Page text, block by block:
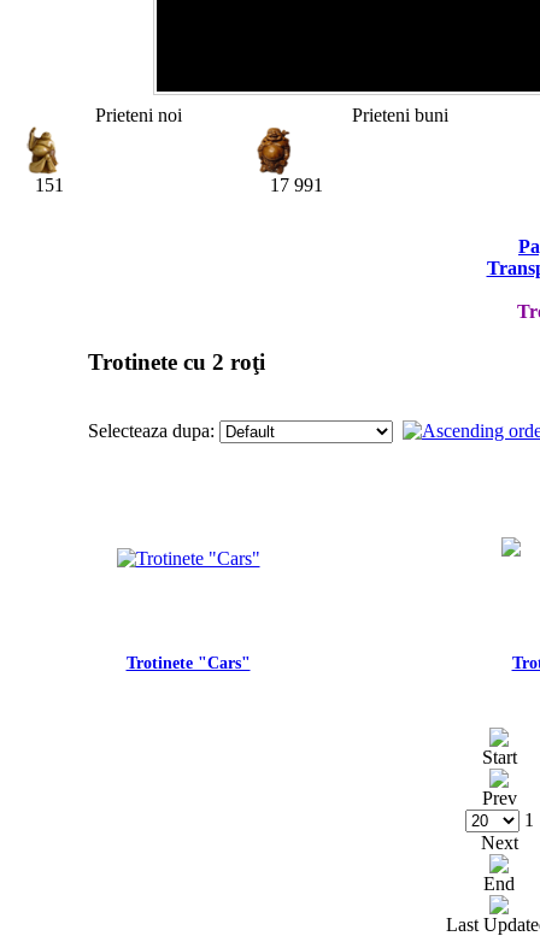
Prieteni noi
151
Prieteni buni
17 991
Trotinete cu 2 roţi
Selecteaza dupa:
Trotinete "Cars"
Start
Prev
1
Next
End
Last